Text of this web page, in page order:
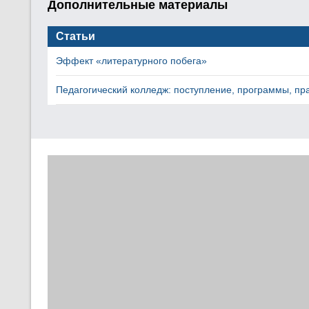
Дополнительные материалы
Статьи
Эффект «литературного побега»
Педагогический колледж: поступление, программы,